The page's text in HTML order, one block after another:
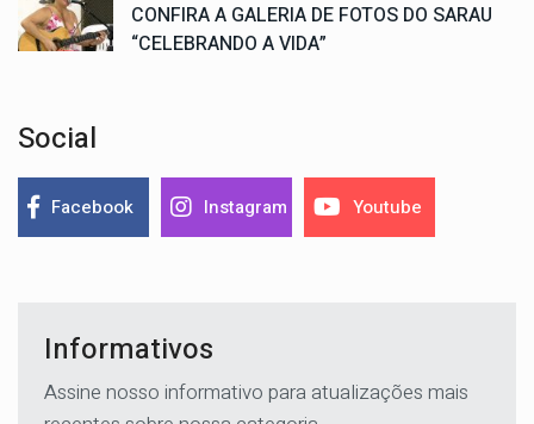
CONFIRA A GALERIA DE FOTOS DO SARAU
“CELEBRANDO A VIDA”
Social
Facebook Instagram Youtube
Informativos
Assine nosso informativo para atualizações mais